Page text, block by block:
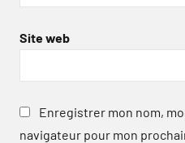
Site web
Enregistrer mon nom,
navigateur pour mon